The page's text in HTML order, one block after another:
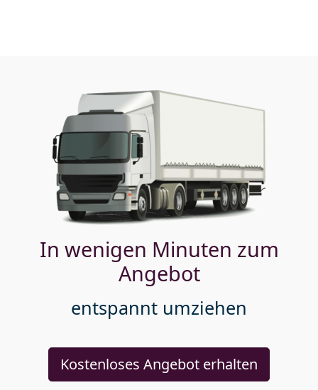
In wenigen Minuten zum
Angebot
entspannt umziehen
Kostenloses Angebot erhalten